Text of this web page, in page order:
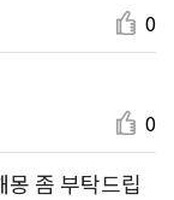
0
0
몽 좀 부탁드립